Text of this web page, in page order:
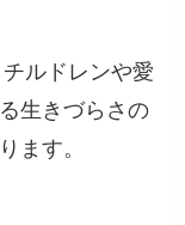
ルドレンや愛
生きづらさの
ます。